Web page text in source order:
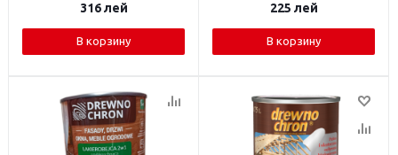
316лей
В корзину
225 лей
В корзину